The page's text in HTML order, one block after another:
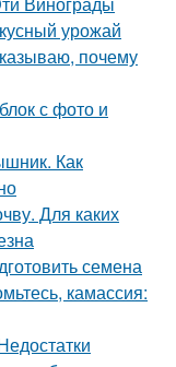
урожай
почему
с фото и
Как
Для каких
семена
камассия: